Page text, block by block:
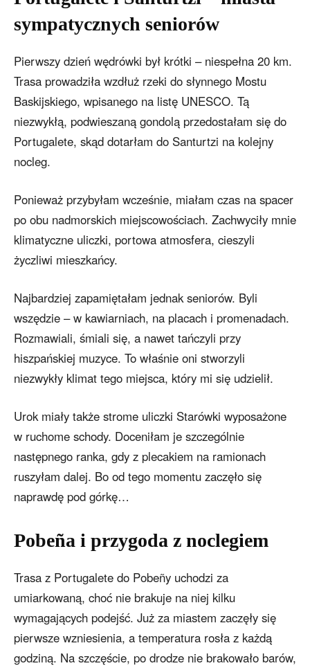
sympatycznych seniorów
Pierwszy dzień wędrówki był krótki – niespełna 20 km.
Trasa prowadziła wzdłuż rzeki do słynnego Mostu
Baskijskiego, wpisanego na listę UNESCO. Tą
niezwykłą, podwieszaną gondolą przedostałam się do
Portugalete, skąd dotarłam do Santurtzi na kolejny
nocleg.
Ponieważ przybyłam wcześnie, miałam czas na spacer
po obu nadmorskich miejscowościach. Zachwyciły mnie
klimatyczne uliczki, portowa atmosfera, cieszyli
życzliwi mieszkańcy.
Najbardziej zapamiętałam jednak seniorów. Byli
wszędzie – w kawiarniach, na placach i promenadach.
Rozmawiali, śmiali się, a nawet tańczyli przy
hiszpańskiej muzyce. To właśnie oni stworzyli
niezwykły klimat tego miejsca, który mi się udzielił.
Urok miały także strome uliczki Starówki wyposażone
w ruchome schody. Doceniłam je szczególnie
następnego ranka, gdy z plecakiem na ramionach
ruszyłam dalej. Bo od tego momentu zaczęło się
naprawdę pod górkę…
Pobeña i przygoda z noclegiem
Trasa z Portugalete do Pobeñy uchodzi za
umiarkowaną, choć nie brakuje na niej kilku
wymagających podejść. Już za miastem zaczęły się
pierwsze wzniesienia, a temperatura rosła z każdą
godziną. Na szczęście, po drodze nie brakowało barów,